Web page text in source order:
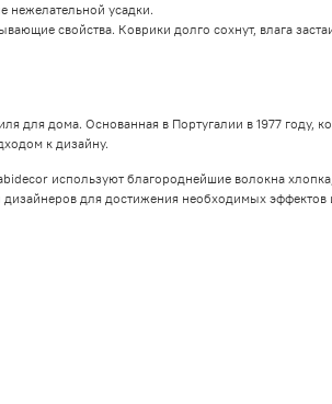
нежелательной усадки.
свойства. Коврики долго сохнут, влага
для дома. Основанная в Португалии в 1977 году,
к дизайну.
используют благороднейшие волокна
для достижения необходимых эффектов